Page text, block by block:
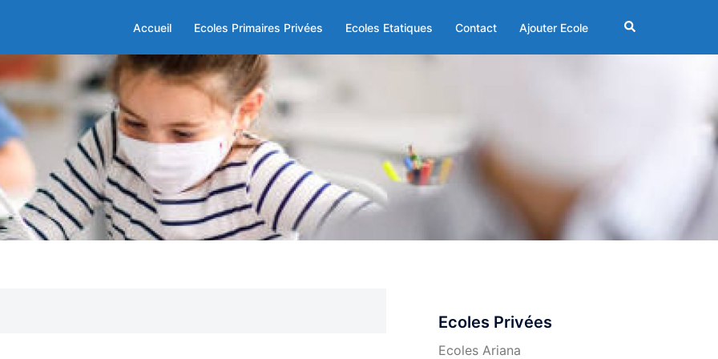
Accueil Ecoles Primaires Privées Ecoles Etatiques Contact Ajouter Ecole Rechercher
Ecoles Privées
Ecoles Ariana